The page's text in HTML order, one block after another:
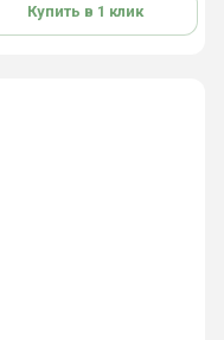
Купить в 1 клик